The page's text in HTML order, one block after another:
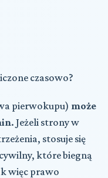
czasowo?
pierwokupu) może
. Jeżeli strony w
stosuje się
które biegną
więc prawo